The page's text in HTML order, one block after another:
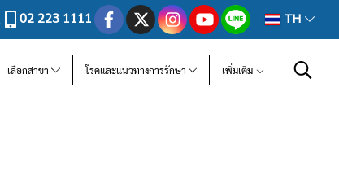
02 223 1111 TH
เลือกสาขา โรคและแนวทางการรักษา เพิ่มเติม